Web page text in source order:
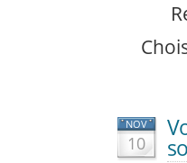
NOV
10